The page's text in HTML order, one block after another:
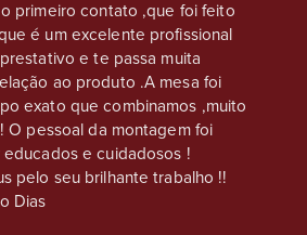
primeiro contato ,que foi feito
é um excelente profissional
e te passa muita
ao produto .A mesa foi
exato que combinamos ,muito
O pessoal da montagem foi
e cuidadosos !
pelo seu brilhante trabalho !!
Dias